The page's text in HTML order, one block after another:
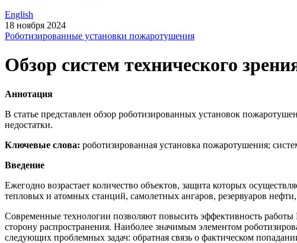
English
18 ноября 2024
Роботизированные установки пожаротушения
Обзор систем технического
Аннотация
В статье представлен обзор роботизированных установок
недостатки.
Ключевые слова: роботизированная установка пожаротушения;
Введение
Ежегодно возрастает количество объектов, защита которых
тепловых и атомных станций, самолетных ангаров, резервуаров
Современные технологии позволяют повысить эффективность
сторону распространения. Наиболее значимым элементом
следующих проблемных задач: обратная связь о фактическом